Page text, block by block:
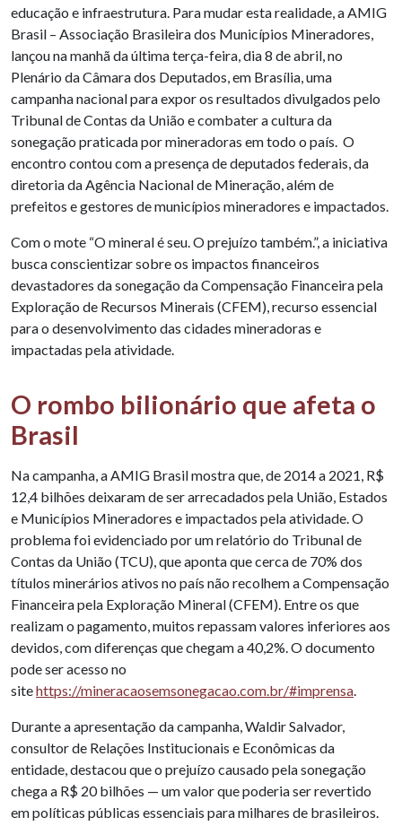
educação e infraestrutura. Para mudar esta realidade, a AMIG
Brasil – Associação Brasileira dos Municípios Mineradores,
lançou na manhã da última terça-feira, dia 8 de abril, no
Plenário da Câmara dos Deputados, em Brasília, uma
campanha nacional para expor os resultados divulgados pelo
Tribunal de Contas da União e combater a cultura da
sonegação praticada por mineradoras em todo o país. O
encontro contou com a presença de deputados federais, da
diretoria da Agência Nacional de Mineração, além de
prefeitos e gestores de municípios mineradores e impactados.
Com o mote “O mineral é seu. O prejuízo também.”, a iniciativa
busca conscientizar sobre os impactos financeiros
devastadores da sonegação da Compensação Financeira pela
Exploração de Recursos Minerais (CFEM), recurso essencial
para o desenvolvimento das cidades mineradoras e
impactadas pela atividade.
O rombo bilionário que afeta o
Brasil
Na campanha, a AMIG Brasil mostra que, de 2014 a 2021, R$
12,4 bilhões deixaram de ser arrecadados pela União, Estados
e Municípios Mineradores e impactados pela atividade. O
problema foi evidenciado por um relatório do Tribunal de
Contas da União (TCU), que aponta que cerca de 70% dos
títulos minerários ativos no país não recolhem a Compensação
Financeira pela Exploração Mineral (CFEM). Entre os que
realizam o pagamento, muitos repassam valores inferiores aos
devidos, com diferenças que chegam a 40,2%. O documento
pode ser acesso no
sitehttps://mineracaosemsonegacao.com.br/#imprensa.
Durante a apresentação da campanha, Waldir Salvador,
consultor de Relações Institucionais e Econômicas da
entidade, destacou que o prejuízo causado pela sonegação
chega a R$ 20 bilhões — um valor que poderia ser revertido
em políticas públicas essenciais para milhares de brasileiros.